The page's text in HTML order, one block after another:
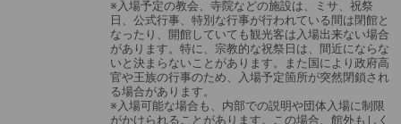
※入場予定の教会、寺院などの施設は、ミサ、祝祭
日、公式行事、特別な行事が行われている間は閉館と
なったり、開館していても観光客は入場出来ない場合
があります。特に、宗教的な祝祭日は、間近にならな
いと決まらないことがあります。また国により政府高
官や王族の行事のため、入場予定箇所が突然閉鎖され
る場合があります。
※入場可能な場合も、内部での説明や団体入場に制限
がかけられることがあります。この場合、館外もしく